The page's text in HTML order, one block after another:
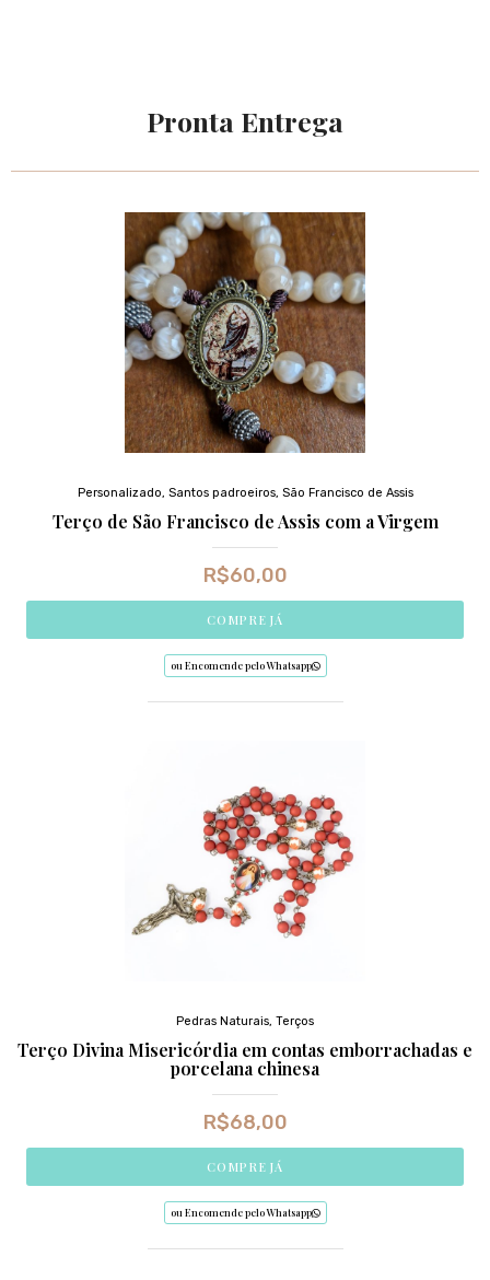
Pronta Entrega
Personalizado, Santos padroeiros, São Francisco de Assis
Terço de São Francisco de Assis com a Virgem
R$60,00
COMPRE JÁ
ou Encomende pelo Whatsapp
Pedras Naturais, Terços
Terço Divina Misericórdia em contas emborrachadas e
porcelana chinesa
R$68,00
COMPRE JÁ
ou Encomende pelo Whatsapp